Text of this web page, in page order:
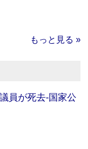
もっと見る »
員が死去‐国家公